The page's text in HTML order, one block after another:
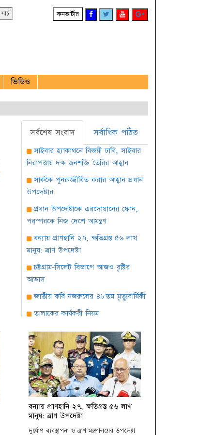
কনভার্টার
ভিডিও
সর্বশেষ সংবাদ সর্বাধিক পঠিত
সাইবার হ্যাকাথনে বিজয়ী ঢাবি, সাইবার
নিরাপত্তায় দক্ষ জনশক্তি তৈরির আহ্বান
সার্ককে পুনরুজ্জীবিত করার আহ্বান প্রধান
উপদেষ্টার
প্রধান উপদেষ্টাকে এরদোয়ানের ফোন,
পরস্পরকে নিজ দেশে আমন্ত্রণ
বন্যায় প্রাণহানি ২৭, ক্ষতিগ্রস্ত ৫৬ লাখ
মানুষ: ত্রাণ উপদেষ্টা
চট্টগ্রাম-সিলেট বিভাগে আজও বৃষ্টির
আভাস
জাতীয় কবি নজরুলের ৪৮তম মৃত্যুবার্ষিকী
তালাকের কার্যকরী নিয়ম
জাতীয় চলচ্চিত্র পুরস্কারের জন্য ছবি
আহ্বান
সিটি নির্বাচন: দক্ষিণে আলোচনায় তাপস
ঢাকায় বিওয়াইএলসি ইয়ুথ কার্নিভালে
সাইবার নেতৃত্বের ক্যাম্পেইন
সারাবেলা সেরা লোকশিল্পী ১৪২৫
প্রতিযোগিতার দ্বিতীয় পর্ব অনুষ্ঠিত
বন্যায় প্রাণহানি ২৭, ক্ষতিগ্রস্ত ৫৬ লাখ
মানুষ: ত্রাণ উপদেষ্টা
দুর্যোগ ব্যবস্থাপনা ও ত্রাণ মন্ত্রণালয়ের উপদেষ্টা